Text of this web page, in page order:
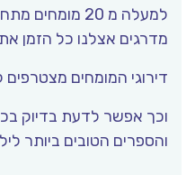
למעלה מ 20
מדרגים אצלנו כל הזמן
דירוגי המומחים מצטרפים
וכך אפשר לדעת בדיוק
והספרים הטובים ביותר